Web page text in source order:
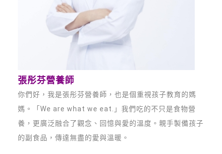
張彤芬營養師
你們好，我是張彤芬營養師，也是個重視孩子教育的媽
媽。「We are what we eat.」我們吃的不只是食物營
養，更廣泛融合了觀念、回憶與愛的溫度。親手製備孩子
的副食品，傳達無盡的愛與溫暖。